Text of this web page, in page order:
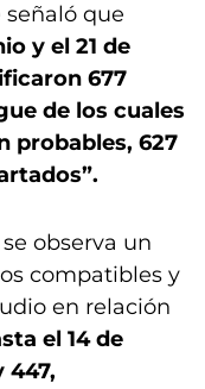
que
y el 21 de
677
de los cuales
probables, 627
observa un
compatibles y
en relación
el 14 de
447,